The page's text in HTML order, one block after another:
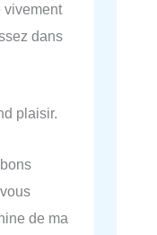
dans
plaisir.
de ma